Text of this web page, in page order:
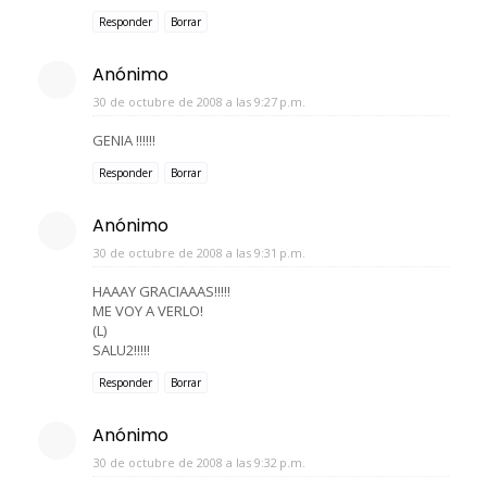
Responder Borrar
Anónimo
30 de octubre de 2008 a las 9:27 p.m.
GENIA !!!!!!
Responder Borrar
Anónimo
30 de octubre de 2008 a las 9:31 p.m.
HAAAY GRACIAAAS!!!!!
ME VOY A VERLO!
(L)
SALU2!!!!!
Responder Borrar
Anónimo
30 de octubre de 2008 a las 9:32 p.m.